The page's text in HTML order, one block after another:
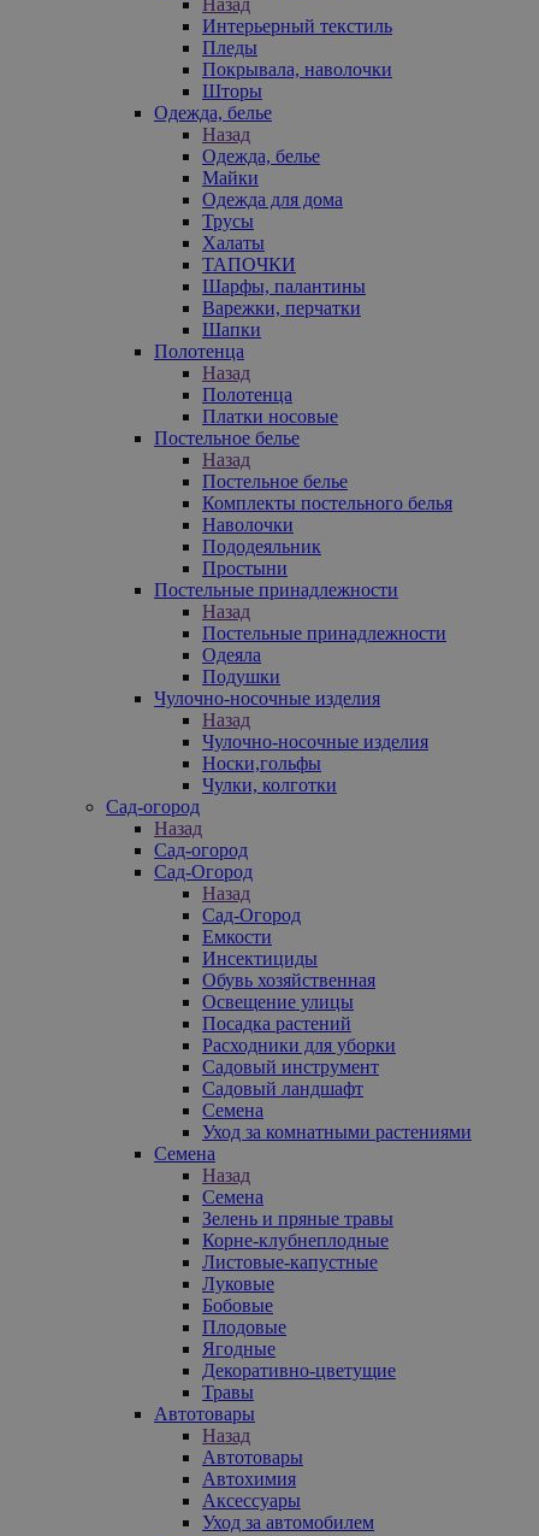
Интерьерный текстиль
Пледы
Покрывала, наволочки
Шторы
Одежда, белье
Назад
Одежда, белье
Майки
Одежда для дома
Трусы
Халаты
ТАПОЧКИ
Шарфы, палантины
Варежки, перчатки
Шапки
Полотенца
Назад
Полотенца
Платки носовые
Постельное белье
Назад
Постельное белье
Комплекты постельного белья
Наволочки
Пододеяльник
Простыни
Постельные принадлежности
Назад
Постельные принадлежности
Одеяла
Подушки
Чулочно-носочные изделия
Назад
Чулочно-носочные изделия
Носки,гольфы
Чулки, колготки
Сад-огород
Назад
Сад-огород
Сад-Огород
Назад
Сад-Огород
Емкости
Инсектициды
Обувь хозяйственная
Освещение улицы
Посадка растений
Расходники для уборки
Садовый инструмент
Садовый ландшафт
Семена
Уход за комнатными растениями
Семена
Назад
Семена
Зелень и пряные травы
Корне-клубнеплодные
Листовые-капустные
Луковые
Бобовые
Плодовые
Ягодные
Декоративно-цветущие
Травы
Автотовары
Назад
Автотовары
Автохимия
Аксессуары
Уход за автомобилем